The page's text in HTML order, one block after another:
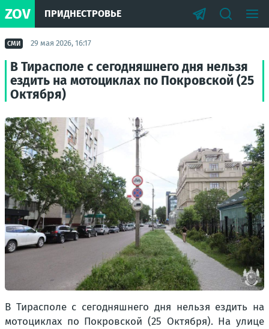
ZOV ПРИДНЕСТРОВЬЕ
СМИ 29 мая 2026, 16:17
В Тирасполе с сегодняшнего дня нельзя
ездить на мотоциклах по Покровской (25
Октября)
В Тирасполе с сегодняшнего дня нельзя ездить на
мотоциклах по Покровской (25 Октября). На улице